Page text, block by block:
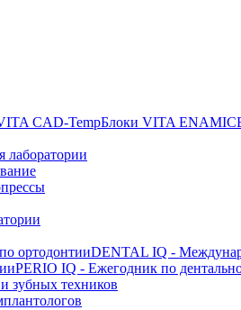
CAD-TempБлоки VITA ENAMIC
лаборатории
ортодонтииDENTAL IQ -
PERIO IQ - Ежегодник по
зубных техников